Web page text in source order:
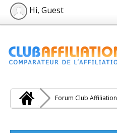
Hi, Guest
Forum Club Affiliation